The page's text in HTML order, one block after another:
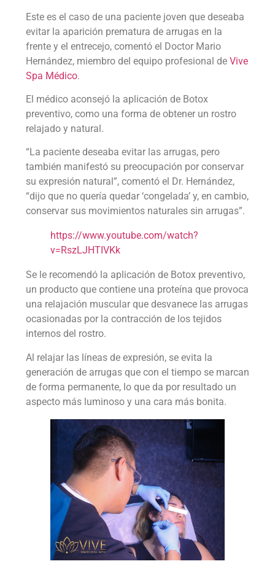
Este es el caso de una paciente joven que deseaba
evitar la aparición prematura de arrugas en la
frente y el entrecejo, comentó el Doctor Mario
Hernández, miembro del equipo profesional de Vive
Spa Médico.
El médico aconsejó la aplicación de Botox
preventivo, como una forma de obtener un rostro
relajado y natural.
“La paciente deseaba evitar las arrugas, pero
también manifestó su preocupación por conservar
su expresión natural”, comentó el Dr. Hernández,
“dijo que no quería quedar ‘congelada’ y, en cambio,
conservar sus movimientos naturales sin arrugas”.
https://www.youtube.com/watch?
v=RszLJHTIVKk
Se le recomendó la aplicación de Botox preventivo,
un producto que contiene una proteína que provoca
una relajación muscular que desvanece las arrugas
ocasionadas por la contracción de los tejidos
internos del rostro.
Al relajar las líneas de expresión, se evita la
generación de arrugas que con el tiempo se marcan
de forma permanente, lo que da por resultado un
aspecto más luminoso y una cara más bonita.